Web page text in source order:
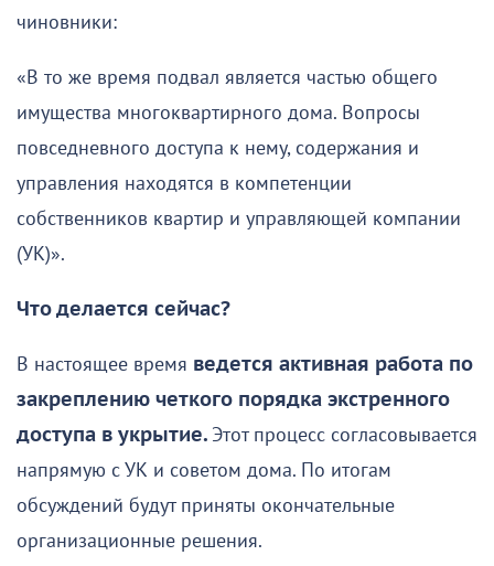
чиновники:
«В то же время подвал является частью общего
имущества многоквартирного дома. Вопросы
повседневного доступа к нему, содержания и
управления находятся в компетенции
собственников квартир и управляющей компании
(УК)».
Что делается сейчас?
В настоящее время ведется активная работа по
закреплению четкого порядка экстренного
доступа в укрытие. Этот процесс согласовывается
напрямую с УК и советом дома. По итогам
обсуждений будут приняты окончательные
организационные решения.